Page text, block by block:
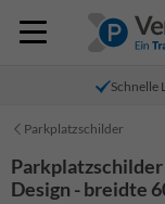
Schnelle
Parkplatzschilder
Parkplatzschilder
Design - breidte